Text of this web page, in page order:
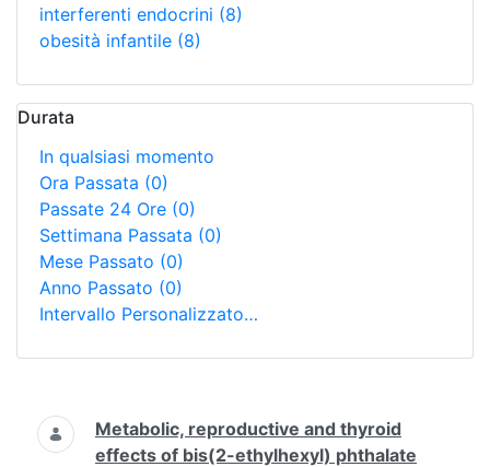
interferenti endocrini (8)
obesità infantile (8)
Durata
In qualsiasi momento
Ora Passata (0)
Passate 24 Ore (0)
Settimana Passata (0)
Mese Passato (0)
Anno Passato (0)
Intervallo Personalizzato…
Ricerca
Metabolic, reproductive and thyroid
effects of bis(2-ethylhexyl) phthalate